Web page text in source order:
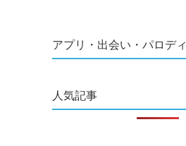
アプリ・出会い・パロディ
人気記事